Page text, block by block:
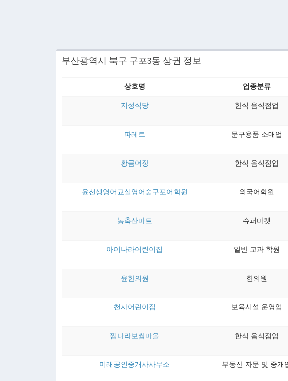
부산광역시 북구 구포3동 상권 정보
상호명 업종분류
지성식당 한식 음식점업
파레트 문구용품 소매업
황금어장 한식 음식점업
윤선생영어교실영어숲구포어학원 외국어학원
농축산마트 슈퍼마켓
아이나라어린이집 일반 교과 학원
윤한의원 한의원
천사어린이집 보육시설 운영업
찜나라보쌈마을 한식 음식점업
미래공인중개사사무소 부동산 자문 및 중개